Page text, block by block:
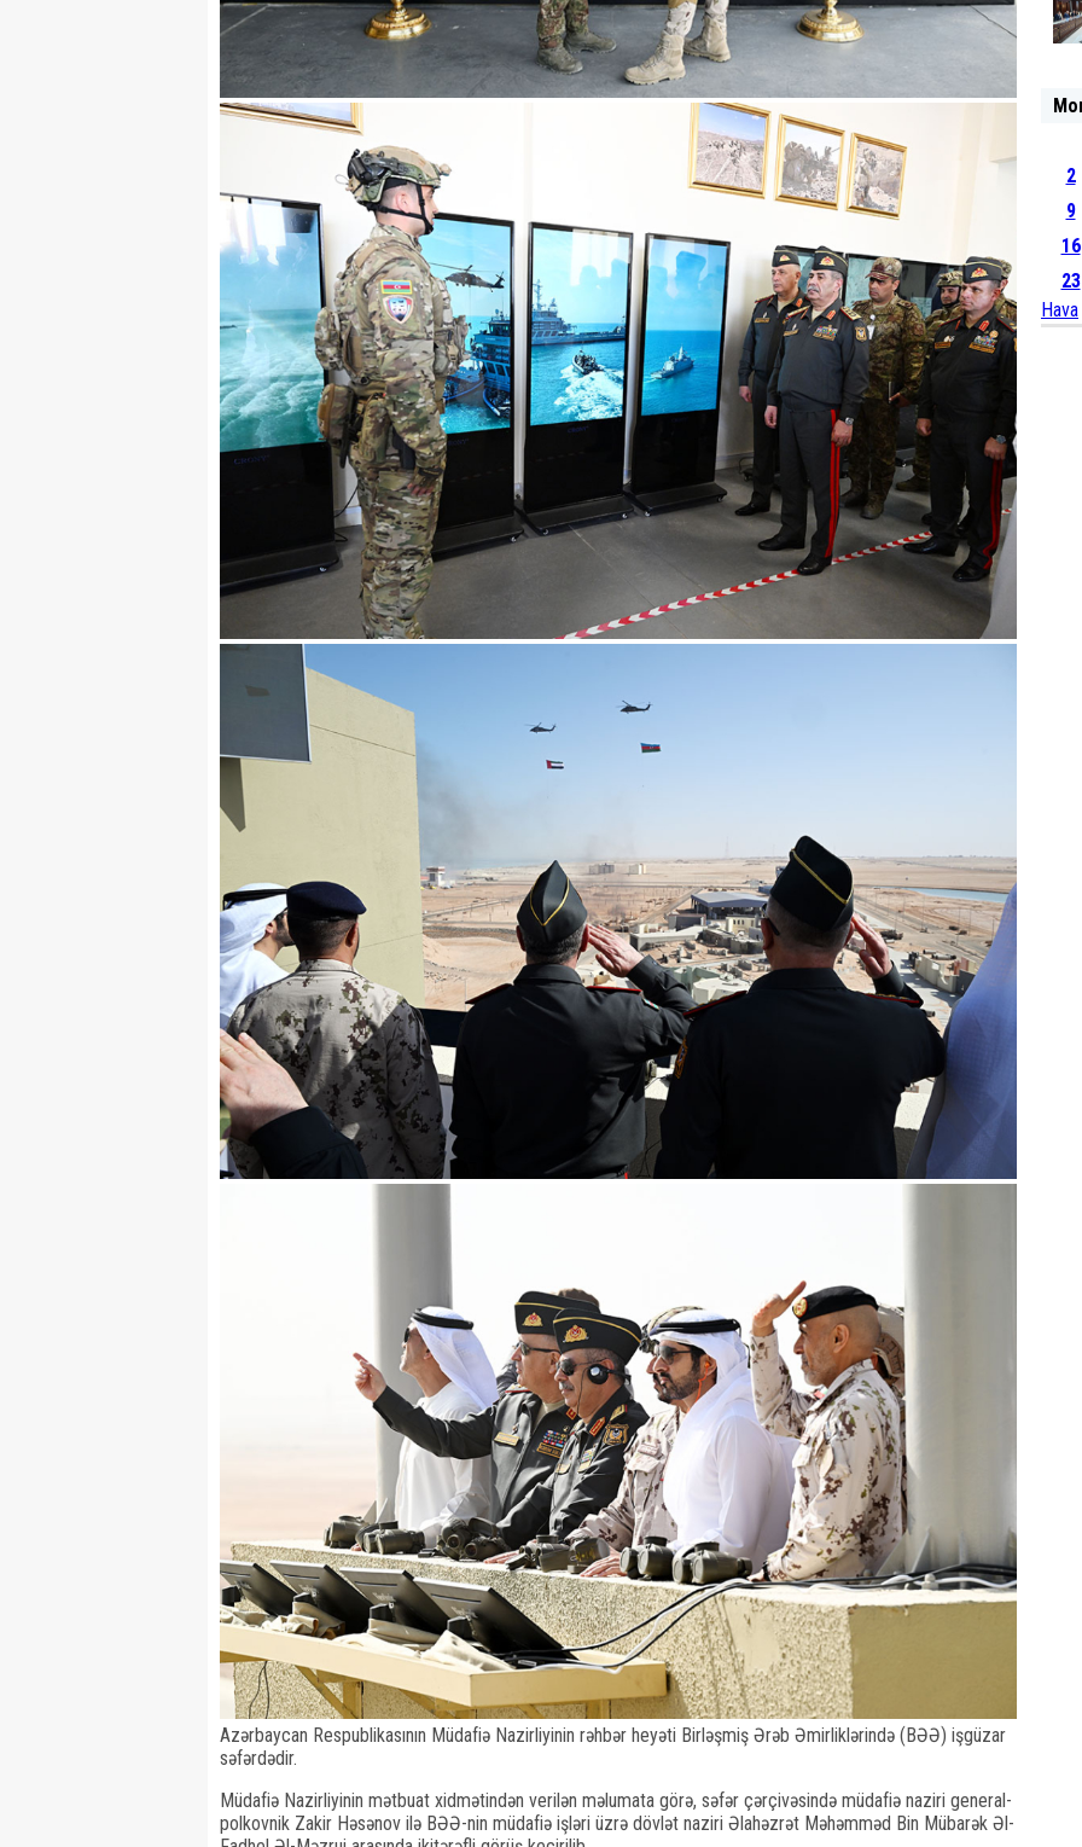
Azərbaycan Respublikasının Müdafiə Nazirliyinin rəhbər heyəti Birləşmiş Ərəb Əmirliklərində (BƏƏ) işgüzar
səfərdədir.
Müdafiə Nazirliyinin mətbuat xidmətindən verilən məlumata görə, səfər çərçivəsində müdafiə naziri general-
polkovnik Zakir Həsənov ilə BƏƏ-nin müdafiə işləri üzrə dövlət naziri Əlahəzrət Məhəmməd Bin Mübarək Əl-
2
9
16
23
Hava